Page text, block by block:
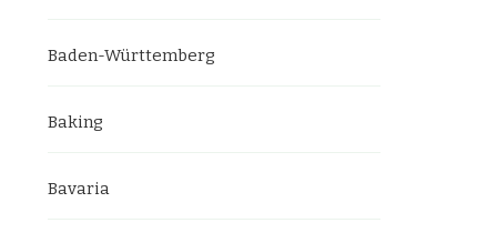
Baden-Württemberg
Baking
Bavaria